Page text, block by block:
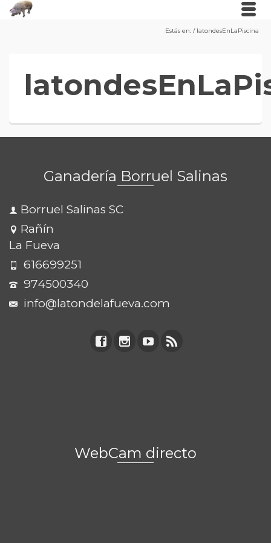
Estás en: / latondesEnLaPiscina
Ganadería Borruel Salinas
Borruel Salinas SC
Rañín
La Fueva
616699251
974500340
info@latondelafueva.com
WebCam directo